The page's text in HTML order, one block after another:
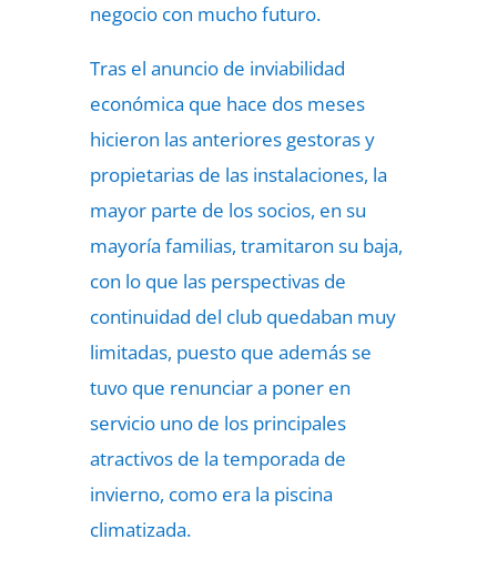
negocio con mucho futuro.
Tras el anuncio de inviabilidad
económica que hace dos meses
hicieron las anteriores gestoras y
propietarias de las instalaciones, la
mayor parte de los socios, en su
mayoría familias, tramitaron su baja,
con lo que las perspectivas de
continuidad del club quedaban muy
limitadas, puesto que además se
tuvo que renunciar a poner en
servicio uno de los principales
atractivos de la temporada de
invierno, como era la piscina
climatizada.